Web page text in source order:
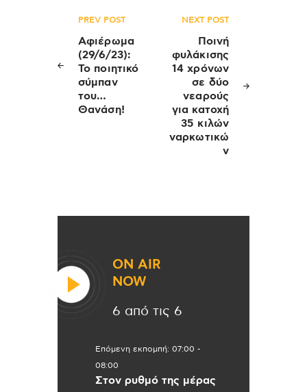
Πλοήγηση
άρθρων
PREV POST
Αφιέρωμα
(29/6/23):
Το ποιητικό
σύμπαν
του…
Θανάση!
NEXT POST
Ποινή
φυλάκισης
14 χρόνων
σε δύο
νεαρούς
για κατοχή
35 κιλών
ναρκωτικώ
ν
ON AIR
NOW
6 από τις 6
Επόμενη εκπομπή: 07:00 -
08:00
Στον ρυθμό της μέρας